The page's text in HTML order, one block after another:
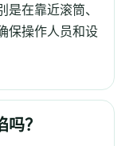
是在靠近滚筒、
保操作人员和设
？